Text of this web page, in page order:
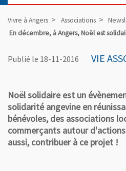
Vivre à Angers Associations
En décembre, à Angers, Noël est
Publié le 18-11-2016 VIE
Noël solidaire est un
solidarité angevine en
bénévoles, des associations
commerçants autour d'actions
aussi, contribuer à ce projet !